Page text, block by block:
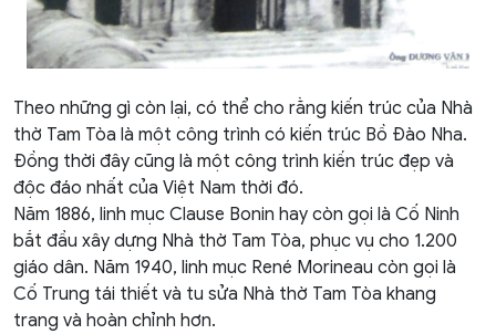
Theo những gì còn lại, có thể cho rằng kiến trúc của Nhà
thờ Tam Tòa là một công trình có kiến trúc Bồ Đào Nha.
Đồng thời đây cũng là một công trình kiến trúc đẹp và
độc đáo nhất của Việt Nam thời đó.
Năm 1886, linh mục Clause Bonin hay còn gọi là Cố Ninh
bắt đầu xây dựng Nhà thờ Tam Tòa, phục vụ cho 1.200
giáo dân. Năm 1940, linh mục René Morineau còn gọi là
Cố Trung tái thiết và tu sửa Nhà thờ Tam Tòa khang
trang và hoàn chỉnh hơn.